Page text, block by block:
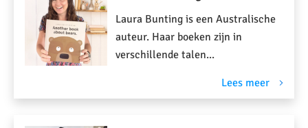
Laura Bunting is een Australische
auteur. Haar boeken zijn in
verschillende talen...
Lees meer